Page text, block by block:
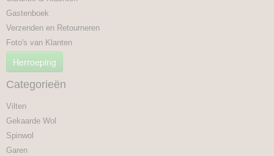
Gastenboek
Verzenden en Retourneren
Foto's van Klanten
Herroeping
Categorieën
Vilten
Gekaarde Wol
Spinwol
Garen